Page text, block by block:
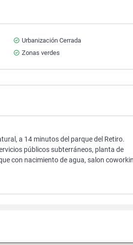
Urbanización Cerrada
Zonas verdes
a 14 minutos del parque del Retiro.
públicos subterráneos, planta de
con nacimiento de agua, salon